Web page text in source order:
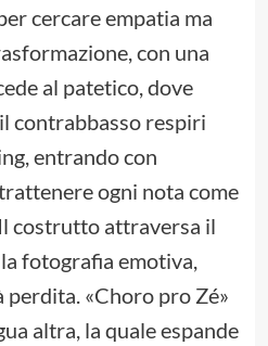
cercare empatia ma
con una
al patetico, dove
contrabbasso respiri
entrando con
ogni nota come
costrutto attraversa il
fotografia emotiva,
perdita. «Choro pro Zé»
altra, la quale espande